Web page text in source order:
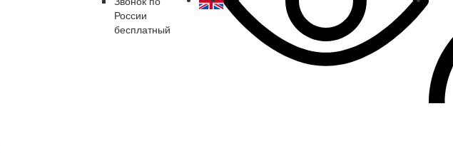
России
бесплатный